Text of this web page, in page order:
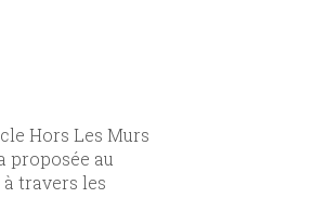
Hors Les Murs
proposée au
travers les